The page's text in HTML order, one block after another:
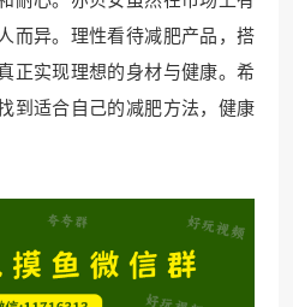
而异。理性看待减肥产品，搭
正实现理想的身材与健康。希
到适合自己的减肥方法，健康